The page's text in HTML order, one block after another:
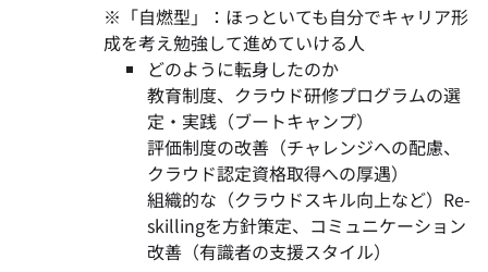
※「自燃型 」： ほっといても自分でキャリア形
成を考え勉強して進めていける人
どのように転身したのか
教育制度、クラウド研修プログラムの選
定・実践（ブートキャンプ）
評価制度の改善（チャレンジへの配慮、
クラウド認定資格取得への厚遇）
組織的な（クラウドスキル向上など）Re-
skillingを方針策定、コミュニケーション
改善（有識者の支援スタイル）